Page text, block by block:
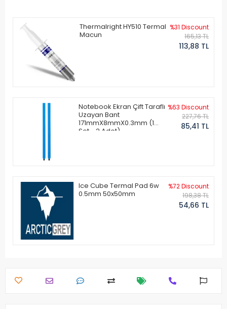
Thermalright HY510 Termal
Macun
%31 Discount
165,13 TL
113,88 TL
Notebook Ekran Çift Taraflı
Uzayan Bant
171mmX8mmX0.3mm (1
Set - 2 Adet)
%63 Discount
227,76 TL
85,41 TL
Ice Cube Termal Pad 6w
0.5mm 50x50mm
%72 Discount
198,38 TL
54,66 TL